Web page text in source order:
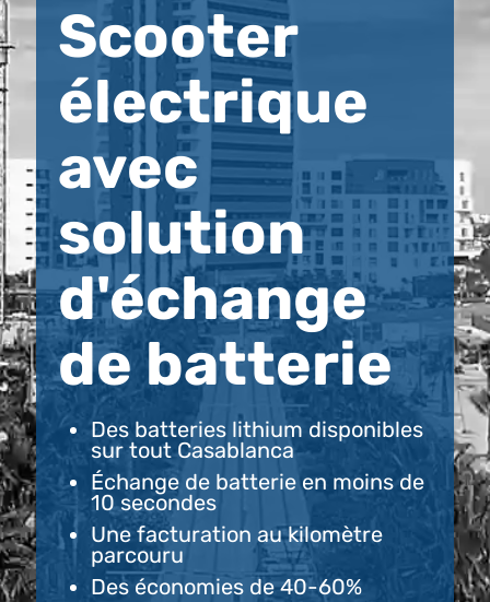
Scooter
électrique
avec
solution
d'échange
de batterie
Des batteries lithium disponibles
sur tout Casablanca
Échange de batterie en moins de
10 secondes
Une facturation au kilomètre
parcouru
Des économies de 40-60%